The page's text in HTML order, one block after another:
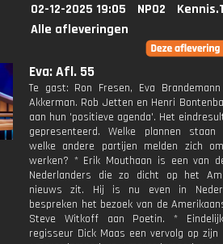
02-12-2025 19:05 NPO2
Alle afleveringen
Eva: Afl. 55
Te gast: Ron Fresen, Eva
Akkerman. Rob Jetten en Henri
aan hun 'positieve agenda'. Het
gepresenteerd. Welke plannen
welke andere partijen melden zich
werken? * Erik Mouthaan is een van
Nederlanders die zo dicht op het
nieuws zit. Hij is nu even in
bespreken het bezoek van de
Steve Witkoff aan Poetin. *
regisseur Dick Maas een vervolg op zijn